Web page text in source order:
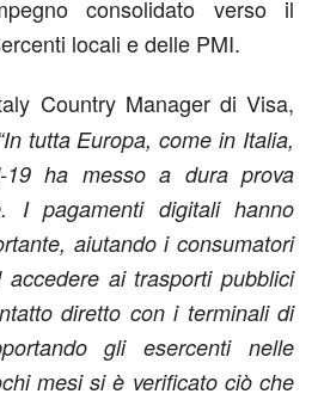
consolidato verso il
locali e delle PMI.
Country Manager di Visa,
tutta Europa, come in Italia,
19 ha messo a dura prova
I pagamenti digitali hanno
aiutando i consumatori
ai trasporti pubblici
diretto con i terminali di
gli esercenti nelle
mesi si è verificato ciò che